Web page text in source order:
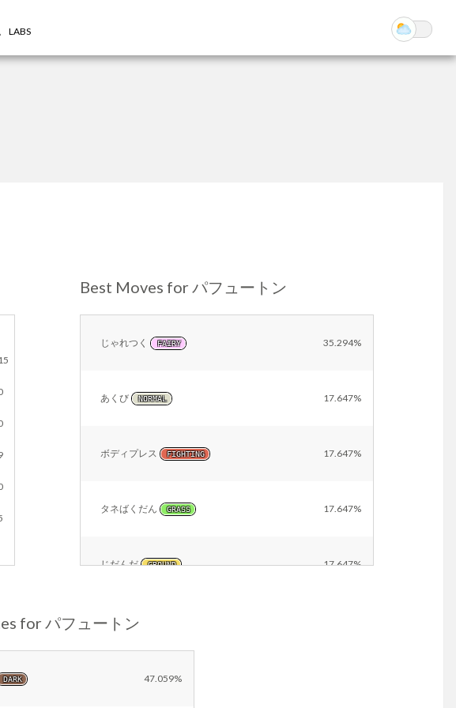
LABS
Best Moves for パフュートン
じゃれつく FAIRY 35.294%
あくび NORMAL 17.647%
ボディプレス FIGHTING 17.647%
タネばくだん GRASS 17.647%
じだんだ GROUND 17.647%
のしかかり
たくわえる NORMAL
for パフュートン
DARK 47.059%